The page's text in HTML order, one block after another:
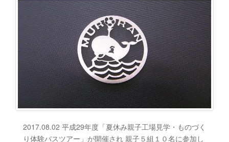
2017.08.02 平成29年度「夏休み親子工場見学・ものづく
り体験バスツアー」が開催され 親子５組１０名に参加し